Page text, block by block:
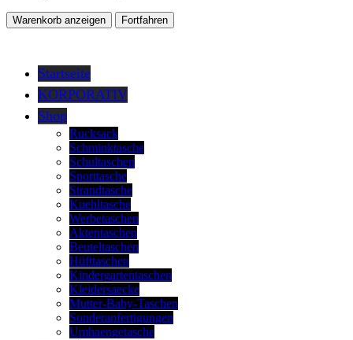
Warenkorb anzeigen Fortfahren
Startseite
KORPORATIV
Shop
Rucksack
Schminktasche
Schultaschen
Sporttasche
Strandtasche
Kuehltasche
Werbetaschen
Aktentaschen
Beuteltaschen
Hüfttaschen
Kindergartentaschen
Kleidersaecke
Mutter-Baby-Taschen
Sonderanfertigungen
Umhaengetasche